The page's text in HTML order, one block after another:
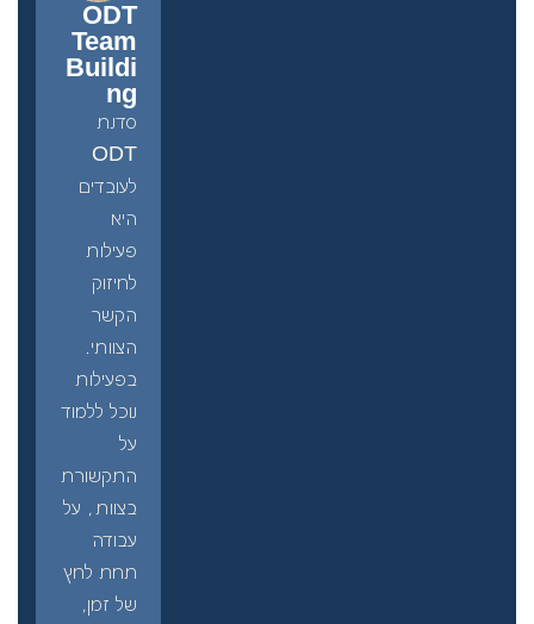
ODT
Team
Buildi
ng
סדנת
ODT
לעובדים
היא
פעילות
לחיזוק
הקשר
הצוותי.
בפעילות
נוכל ללמוד
על
התקשורת
בצוות, על
עבודה
תחת לחץ
של זמן,